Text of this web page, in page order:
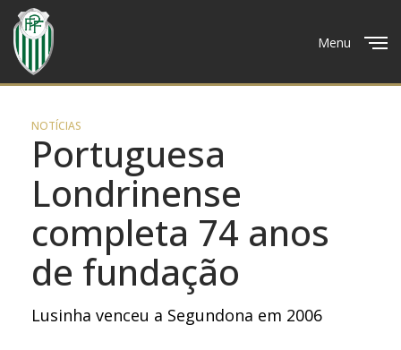
Menu
NOTÍCIAS
Portuguesa
Londrinense
completa 74 anos
de fundação
Lusinha venceu a Segundona em 2006